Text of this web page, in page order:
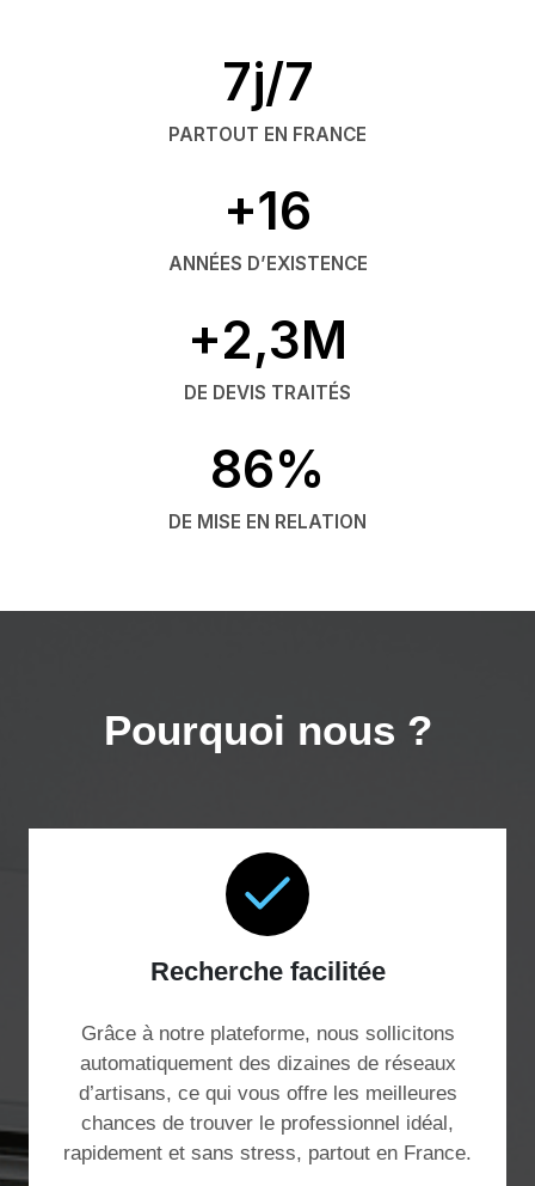
7j/7
PARTOUT EN FRANCE
+16
ANNÉES D’EXISTENCE
+2,3M
DE DEVIS TRAITÉS
86%
DE MISE EN RELATION
Pourquoi nous ?
Recherche facilitée
Grâce à notre plateforme, nous sollicitons
automatiquement des dizaines de réseaux
d’artisans, ce qui vous offre les meilleures
chances de trouver le professionnel idéal,
rapidement et sans stress, partout en France.